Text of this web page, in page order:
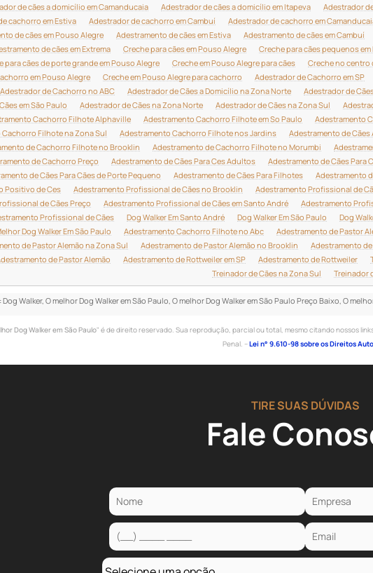
de cães a domicílio em Camanducaia
Adestrador de cães a domicílio em Itapeva Adestrador
cachorro em Estiva
Adestrador de cachorro em Cambuí Adestrador de cachorro em
de cães em Pouso Alegre
Adestramento de cães em Estiva Adestramento de cães em Cambuí
de cães em Extrema
Creche para cães em Pouso Alegre Creche para cães pequenos
para cães de porte grande em Pouso Alegre
Creche em Pouso Alegre para cães Creche no centro
em Pouso Alegre
Creche em Pouso Alegre para cachorro Adestrador de Cachorro em SP
Adestrador de Cachorro no ABC
Adestrador de Cães a Domicílio na Zona Norte Adestrador de
em São Paulo
Adestrador de Cães na Zona Norte Adestrador de Cães na Zona Sul
Cachorro Filhote Alphaville
Adestramento Cachorro Filhote em So Paulo Adestramento
Filhote na Zona Sul
Adestramento Cachorro Filhote nos Jardins Adestramento de Cães
de Cachorro Filhote no Brooklin
Adestramento de Cachorro Filhote no Morumbi
de Cachorro Preço
Adestramento de Cães Para Ces Adultos Adestramento de Cães Para
de Cães Para Cães de Porte Pequeno
Adestramento de Cães Para Filhotes Adestramento
Positivo de Ces
Adestramento Profissional de Cães no Brooklin Adestramento Profissional de
de Cães Preço
Adestramento Profissional de Cães em Santo André Adestramento
Profissional de Cães
Dog Walker Em Santo André Dog Walker Em São Paulo Dog
Dog Walker Em São Paulo
Adestramento Cachorro Filhote no Abc Adestramento de Pastor
de Pastor Alemão na Zona Sul
Adestramento de Pastor Alemão no Brooklin Adestramento
de Pastor Alemão
Adestramento de Rottweiler em SP Adestramento de Rottweiler
Treinador de Cães na Zona Sul
Treinador
Dog Walker, O melhor Dog Walker em São Paulo, O melhor Dog Walker em São Paulo Preço Baixo, O
Dog Walker em São Paulo" é de direito reservado. Sua reprodução, parcial ou total, mesmo citando nossos
Penal. –Lei n° 9.610-98 sobre os Direitos
TIRE SUAS DÚVIDAS
Fale